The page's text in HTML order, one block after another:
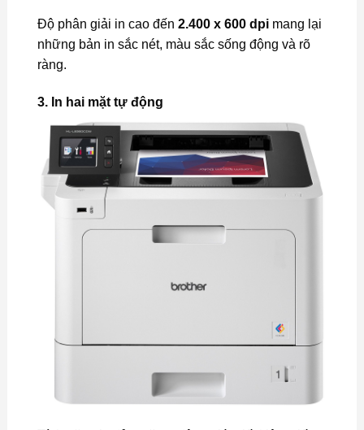
Độ phân giải in cao đến 2.400 x 600 dpimang lại
những bản in sắc nét, màu sắc sống động và rõ
ràng.
3. In hai mặt tự động